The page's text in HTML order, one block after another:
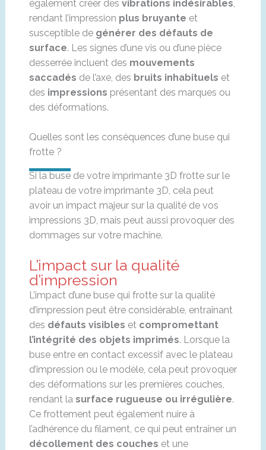
également créer des vibrations indésirables
rendant l’impression plus bruyante et
susceptible de générer des défauts de
surface. Les signes d’une vis ou d’une pièce
desserrée incluent des mouvements
saccadés de l’axe, des bruits inhabituels et
des impressions présentant des marques ou
des déformations.
Quelles sont les conséquences d’une buse qui
frotte ?
Si la buse de votre imprimante 3D frotte sur le
plateau de votre imprimante 3D, cela peut
avoir un impact majeur sur la qualité de vos
impressions 3D, mais peut aussi provoquer des
dommages sur votre machine.
L’impact sur la qualité
d’impression
L’impact d’une buse qui frotte sur la qualité
d’impression peut être considérable, entraînant
des défauts visibles et compromettant
l’intégrité des objets imprimés. Lorsque la
buse entre en contact excessif avec le plateau
d’impression ou le modèle, cela peut provoquer
des déformations sur les premières couches,
rendant la surface rugueuse ou irrégulière.
Ce frottement peut également nuire à
l’adhérence du filament, ce qui peut entraîner un
décollement des couches et une